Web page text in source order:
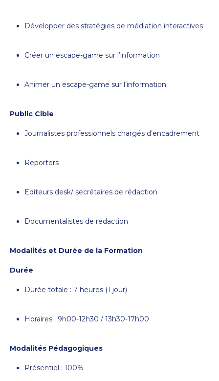
Développer des stratégies de médiation interactives
Créer un escape-game sur l’information
Animer un escape-game sur l’information
Public Cible
Journalistes professionnels chargés d’encadrement
Reporters
Editeurs desk/ secrétaires de rédaction
Documentalistes de rédaction
Modalités et Durée de la Formation
Durée
Durée totale : 7 heures (1 jour)
Horaires : 9h00-12h30 / 13h30-17h00
Modalités Pédagogiques
Présentiel : 100%